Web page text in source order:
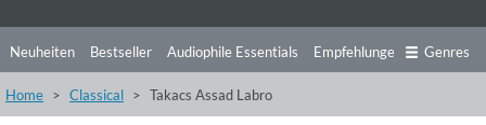
Neuheiten Bestseller Audiophile Essentials Empfehlungen
Hörtipps Top Alben Angebote Preorder
Genres
Home Classical Takacs Assad Labro